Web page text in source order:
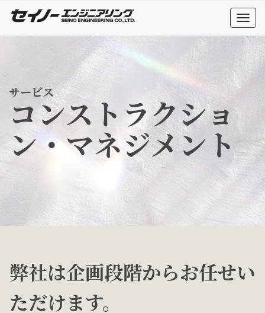
サービス
コンストラクショ
ン・マネジメント
弊社は企画段階からお任せい
ただけます。